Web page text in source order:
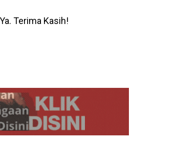
Terima Kasih!